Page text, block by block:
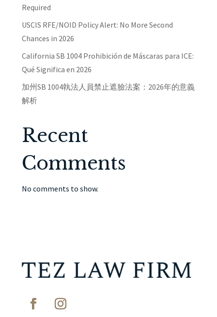
Required
USCIS RFE/NOID Policy Alert: No More Second
Chances in 2026
California SB 1004 Prohibición de Máscaras para ICE:
Qué Significa en 2026
加州SB 1004執法人員禁止遮臉法案：2026年的意義
解析
Recent
Comments
No comments to show.